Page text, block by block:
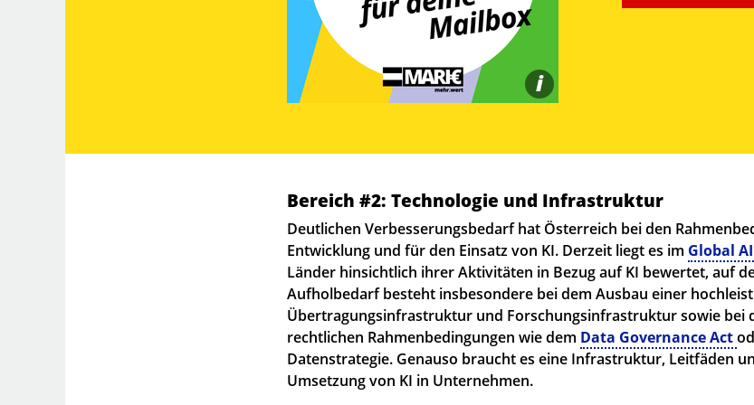
i
Bereich #2: Technologie und Infrastruktur
Deutlichen Verbesserungsbedarf hat Österreich bei den
Entwicklung und für den Einsatz von KI. Derzeit liegt es im Global
Länder hinsichtlich ihrer Aktivitäten in Bezug auf KI bewertet, auf
Aufholbedarf besteht insbesondere bei dem Ausbau einer
Übertragungsinfrastruktur und Forschungsinfrastruktur sowie bei
rechtlichen Rahmenbedingungen wie dem Data Governance Act
Datenstrategie. Genauso braucht es eine Infrastruktur, Leitfäden
Umsetzung von KI in Unternehmen.